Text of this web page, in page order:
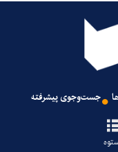
جست‌وجوی پیشرفته